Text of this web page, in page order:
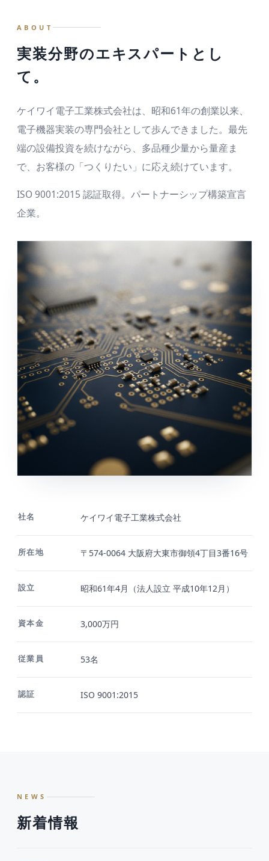
D社／KY-77A
E社／KY-505
F社／KY-660X
ABOUT
実装分野のエキスパートとし
て。
ケイワイ電子工業株式会社は、昭和61年の創業以来、
電子機器実装の専門会社として歩んできました。最先
端の設備投資を続けながら、多品種少量から量産ま
で、お客様の「つくりたい」に応え続けています。
ISO 9001:2015 認証取得。パートナーシップ構築宣言
企業。
社名 ケイワイ電子工業株式会社
所在地 〒574-0064 大阪府大東市御領4丁目3番16号
設立 昭和61年4月（法人設立 平成10年12月）
資本金 3,000万円
従業員 53名
認証 ISO 9001:2015
NEWS
新着情報